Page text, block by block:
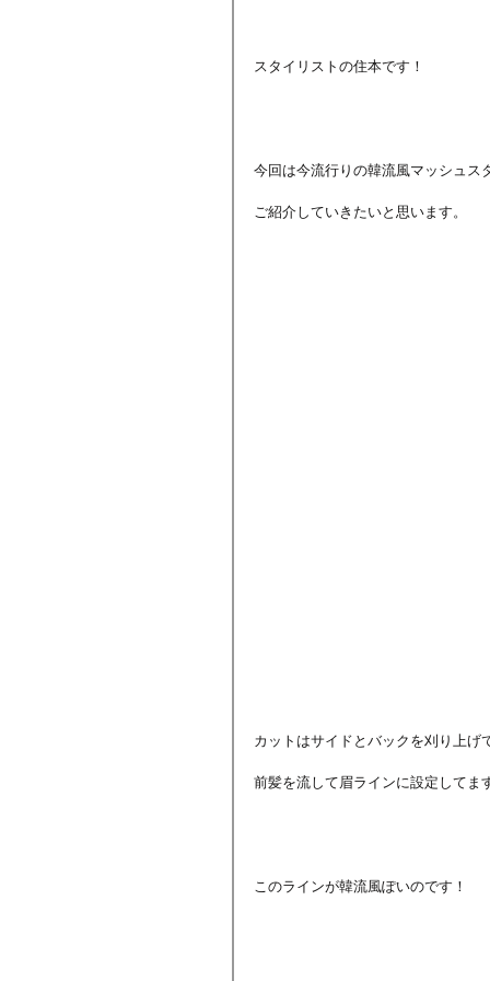
スタイリストの住本です！
今回は今流行りの韓流風マッシュス
ご紹介していきたいと思います。
カットはサイドとバックを刈り上げ
前髪を流して眉ラインに設定してま
このラインが韓流風ぽいのです！